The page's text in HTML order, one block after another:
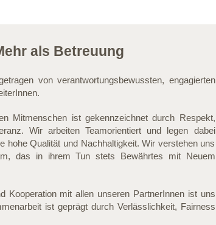
als Betreuung
von verantwortungsbewussten, engagierten
Mitmenschen ist gekennzeichnet durch Respekt,
Wir arbeiten Teamorientiert und legen dabei
hohe Qualität und Nachhaltigkeit. Wir verstehen uns
das in ihrem Tun stets Bewährtes mit Neuem
Kooperation mit allen unseren PartnerInnen ist uns
ist geprägt durch Verlässlichkeit, Fairness